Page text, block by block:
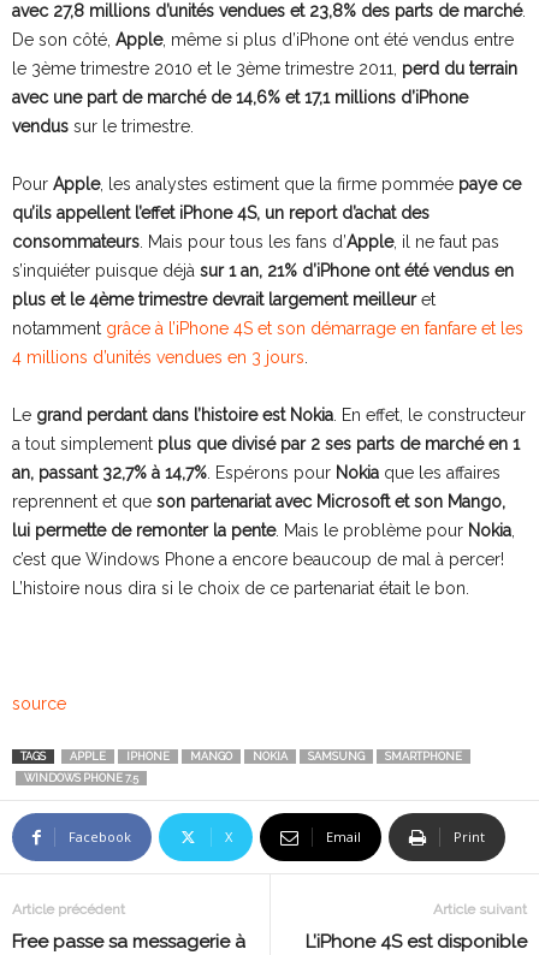
avec 27,8 millions d’unités vendues et 23,8% des parts de marché.
De son côté, Apple, même si plus d’iPhone ont été vendus entre
le 3ème trimestre 2010 et le 3ème trimestre 2011, perd du terrain
avec une part de marché de 14,6% et 17,1 millions d’iPhone
vendus sur le trimestre.
Pour Apple, les analystes estiment que la firme pommée paye ce
qu’ils appellent l’effet iPhone 4S, un report d’achat des
consommateurs. Mais pour tous les fans d’Apple, il ne faut pas
s’inquiéter puisque déjà sur 1 an, 21% d’iPhone ont été vendus en
plus et le 4ème trimestre devrait largement meilleuret
notamment grâce à l’iPhone 4S et son démarrage en fanfare et les
4 millions d’unités vendues en 3 jours.
Le grand perdant dans l’histoire est Nokia. En effet, le constructeur
a tout simplement plus que divisé par 2 ses parts de marché en 1
an, passant 32,7% à 14,7%. Espérons pour Nokia que les affaires
reprennent et que son partenariat avec Microsoft et son Mango,
lui permette de remonter la pente. Mais le problème pour Nokia,
c’est que Windows Phone a encore beaucoup de mal à percer!
L’histoire nous dira si le choix de ce partenariat était le bon.
source
TAGS APPLE IPHONE MANGO NOKIA SAMSUNG
SMARTPHONE
WINDOWS PHONE 7.5
Facebook X Email Print
Article précédent
Free passe sa messagerie à
Article suivant
L’iPhone 4S est disponible